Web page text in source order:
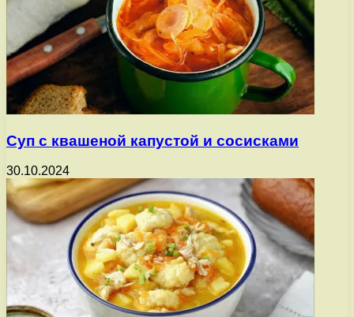
Суп с квашеной капустой и сосисками
30.10.2024